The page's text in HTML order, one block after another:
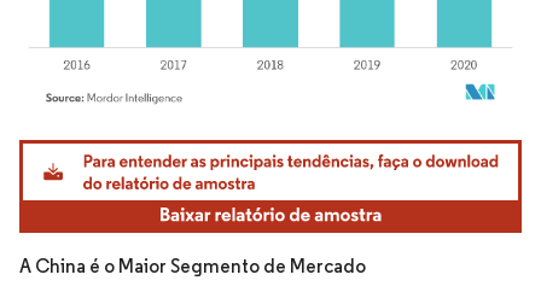
Imagem © Mordor Intelligence. O reuso requer atribuição conforme CC BY 4.0.
A China é o Maior Segmento de Mercado